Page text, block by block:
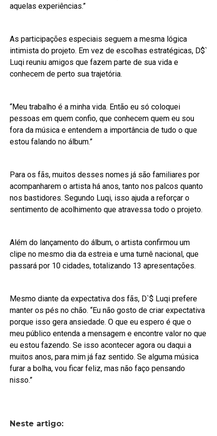
aquelas experiências.”
As participações especiais seguem a mesma lógica
intimista do projeto. Em vez de escolhas estratégicas, D$`
Luqi reuniu amigos que fazem parte de sua vida e
conhecem de perto sua trajetória.
“Meu trabalho é a minha vida. Então eu só coloquei
pessoas em quem confio, que conhecem quem eu sou
fora da música e entendem a importância de tudo o que
estou falando no álbum.”
Para os fãs, muitos desses nomes já são familiares por
acompanharem o artista há anos, tanto nos palcos quanto
nos bastidores. Segundo Luqi, isso ajuda a reforçar o
sentimento de acolhimento que atravessa todo o projeto.
Além do lançamento do álbum, o artista confirmou um
clipe no mesmo dia da estreia e uma turnê nacional, que
passará por 10 cidades, totalizando 13 apresentações.
Mesmo diante da expectativa dos fãs, D`$ Luqi prefere
manter os pés no chão. “Eu não gosto de criar expectativa
porque isso gera ansiedade. O que eu espero é que o
meu público entenda a mensagem e encontre valor no que
eu estou fazendo. Se isso acontecer agora ou daqui a
muitos anos, para mim já faz sentido. Se alguma música
furar a bolha, vou ficar feliz, mas não faço pensando
nisso.”
Neste artigo: